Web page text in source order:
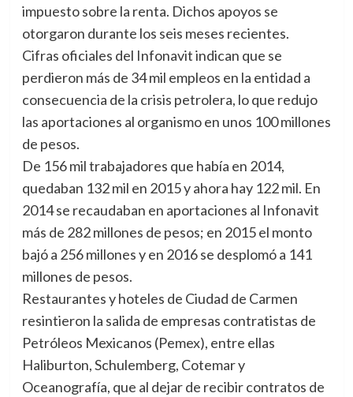
impuesto sobre la renta. Dichos apoyos se
otorgaron durante los seis meses recientes.
Cifras oficiales del Infonavit indican que se
perdieron más de 34 mil empleos en la entidad a
consecuencia de la crisis petrolera, lo que redujo
las aportaciones al organismo en unos 100 millones
de pesos.
De 156 mil trabajadores que había en 2014,
quedaban 132 mil en 2015 y ahora hay 122 mil. En
2014 se recaudaban en aportaciones al Infonavit
más de 282 millones de pesos; en 2015 el monto
bajó a 256 millones y en 2016 se desplomó a 141
millones de pesos.
Restaurantes y hoteles de Ciudad de Carmen
resintieron la salida de empresas contratistas de
Petróleos Mexicanos (Pemex), entre ellas
Haliburton, Schulemberg, Cotemar y
Oceanografía, que al dejar de recibir contratos de